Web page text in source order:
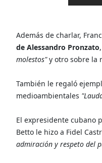
Además de charlar,
de Alessandro Pronzato
molestos"y otro sobre la
También le regaló
medioambientales
El expresidente cubano
Betto le hizo a Fidel
admiración y respeto del